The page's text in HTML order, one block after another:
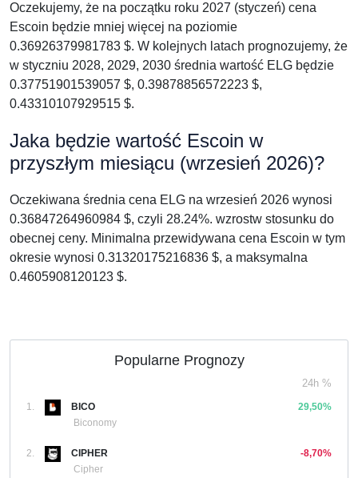
Oczekujemy, że na początku roku 2027 (styczeń) cena
Escoin będzie mniej więcej na poziomie
0.36926379981783 $. W kolejnych latach prognozujemy, że
w styczniu 2028, 2029, 2030 średnia wartość ELG będzie
0.37751901539057 $, 0.39878856572223 $,
0.43310107929515 $.
Jaka będzie wartość Escoin w
przyszłym miesiącu (wrzesień 2026)?
Oczekiwana średnia cena ELG na wrzesień 2026 wynosi
0.36847264960984 $, czyli 28.24%. wzrostw stosunku do
obecnej ceny. Minimalna przewidywana cena Escoin w tym
okresie wynosi 0.31320175216836 $, a maksymalna
0.4605908120123 $.
Popularne Prognozy
24h %
1.
BICO
Biconomy
29,50%
2.
CIPHER
Cipher
-8,70%